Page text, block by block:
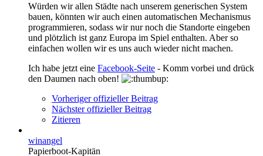
Würden wir allen Städte nach unserem generischen System
bauen, könnten wir auch einen automatischen Mechanismus
programmieren, sodass wir nur noch die Standorte eingeben
und plötzlich ist ganz Europa im Spiel enthalten. Aber so
einfachen wollen wir es uns auch wieder nicht machen.
Ich habe jetzt eine Facebook-Seite - Komm vorbei und drück
den Daumen nach oben!
Vorheriger offizieller Beitrag
Nächster offizieller Beitrag
Zitieren
winangel
Papierboot-Kapitän